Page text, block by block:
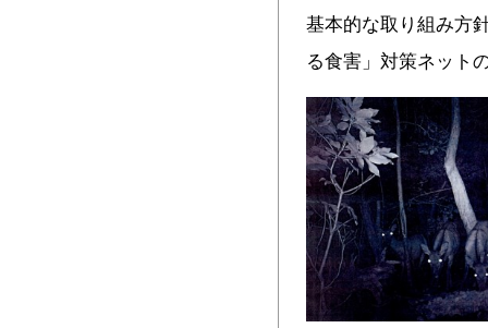
基本的な取り組み方
る食害」対策ネット